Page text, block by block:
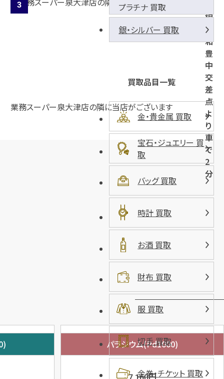
線
阪
和
豊
中
交
差
点
よ
り
車
で
2
分
業務スーパー泉大津店の隣に当店がございます
パラジウム(Pd1000)
円
プラチナ 買取
銀・シルバー 買取
買取品目一覧
金・貴金属 買取
宝石・ジュエリー 買
取
バッグ 買取
時計 買取
お酒 買取
財布 買取
服 買取
切手 買取
金券・チケット 買取